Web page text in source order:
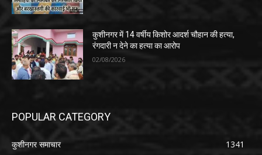
कुशीनगर में 14 वर्षीय किशोर आदर्श चौहान की हत्या,
रंगदारी न देने का हत्या का आरोप
02/08/2026
POPULAR CATEGORY
कुशीनगर समाचार
1341